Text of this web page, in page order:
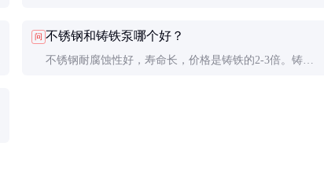
能效果通常在20-40%之间。
问 不锈钢和铸铁泵哪个好？
不锈钢耐腐蚀性好，寿命长，价格是铸铁的2-3倍。铸铁